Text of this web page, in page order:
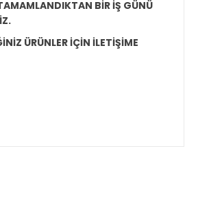
BİR İŞ GÜNÜ
ÜRÜNLER İÇİN İLETİŞİME